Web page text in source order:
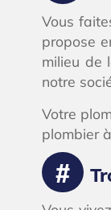
Vous
propose
milieu de
notre
Votre
plombier